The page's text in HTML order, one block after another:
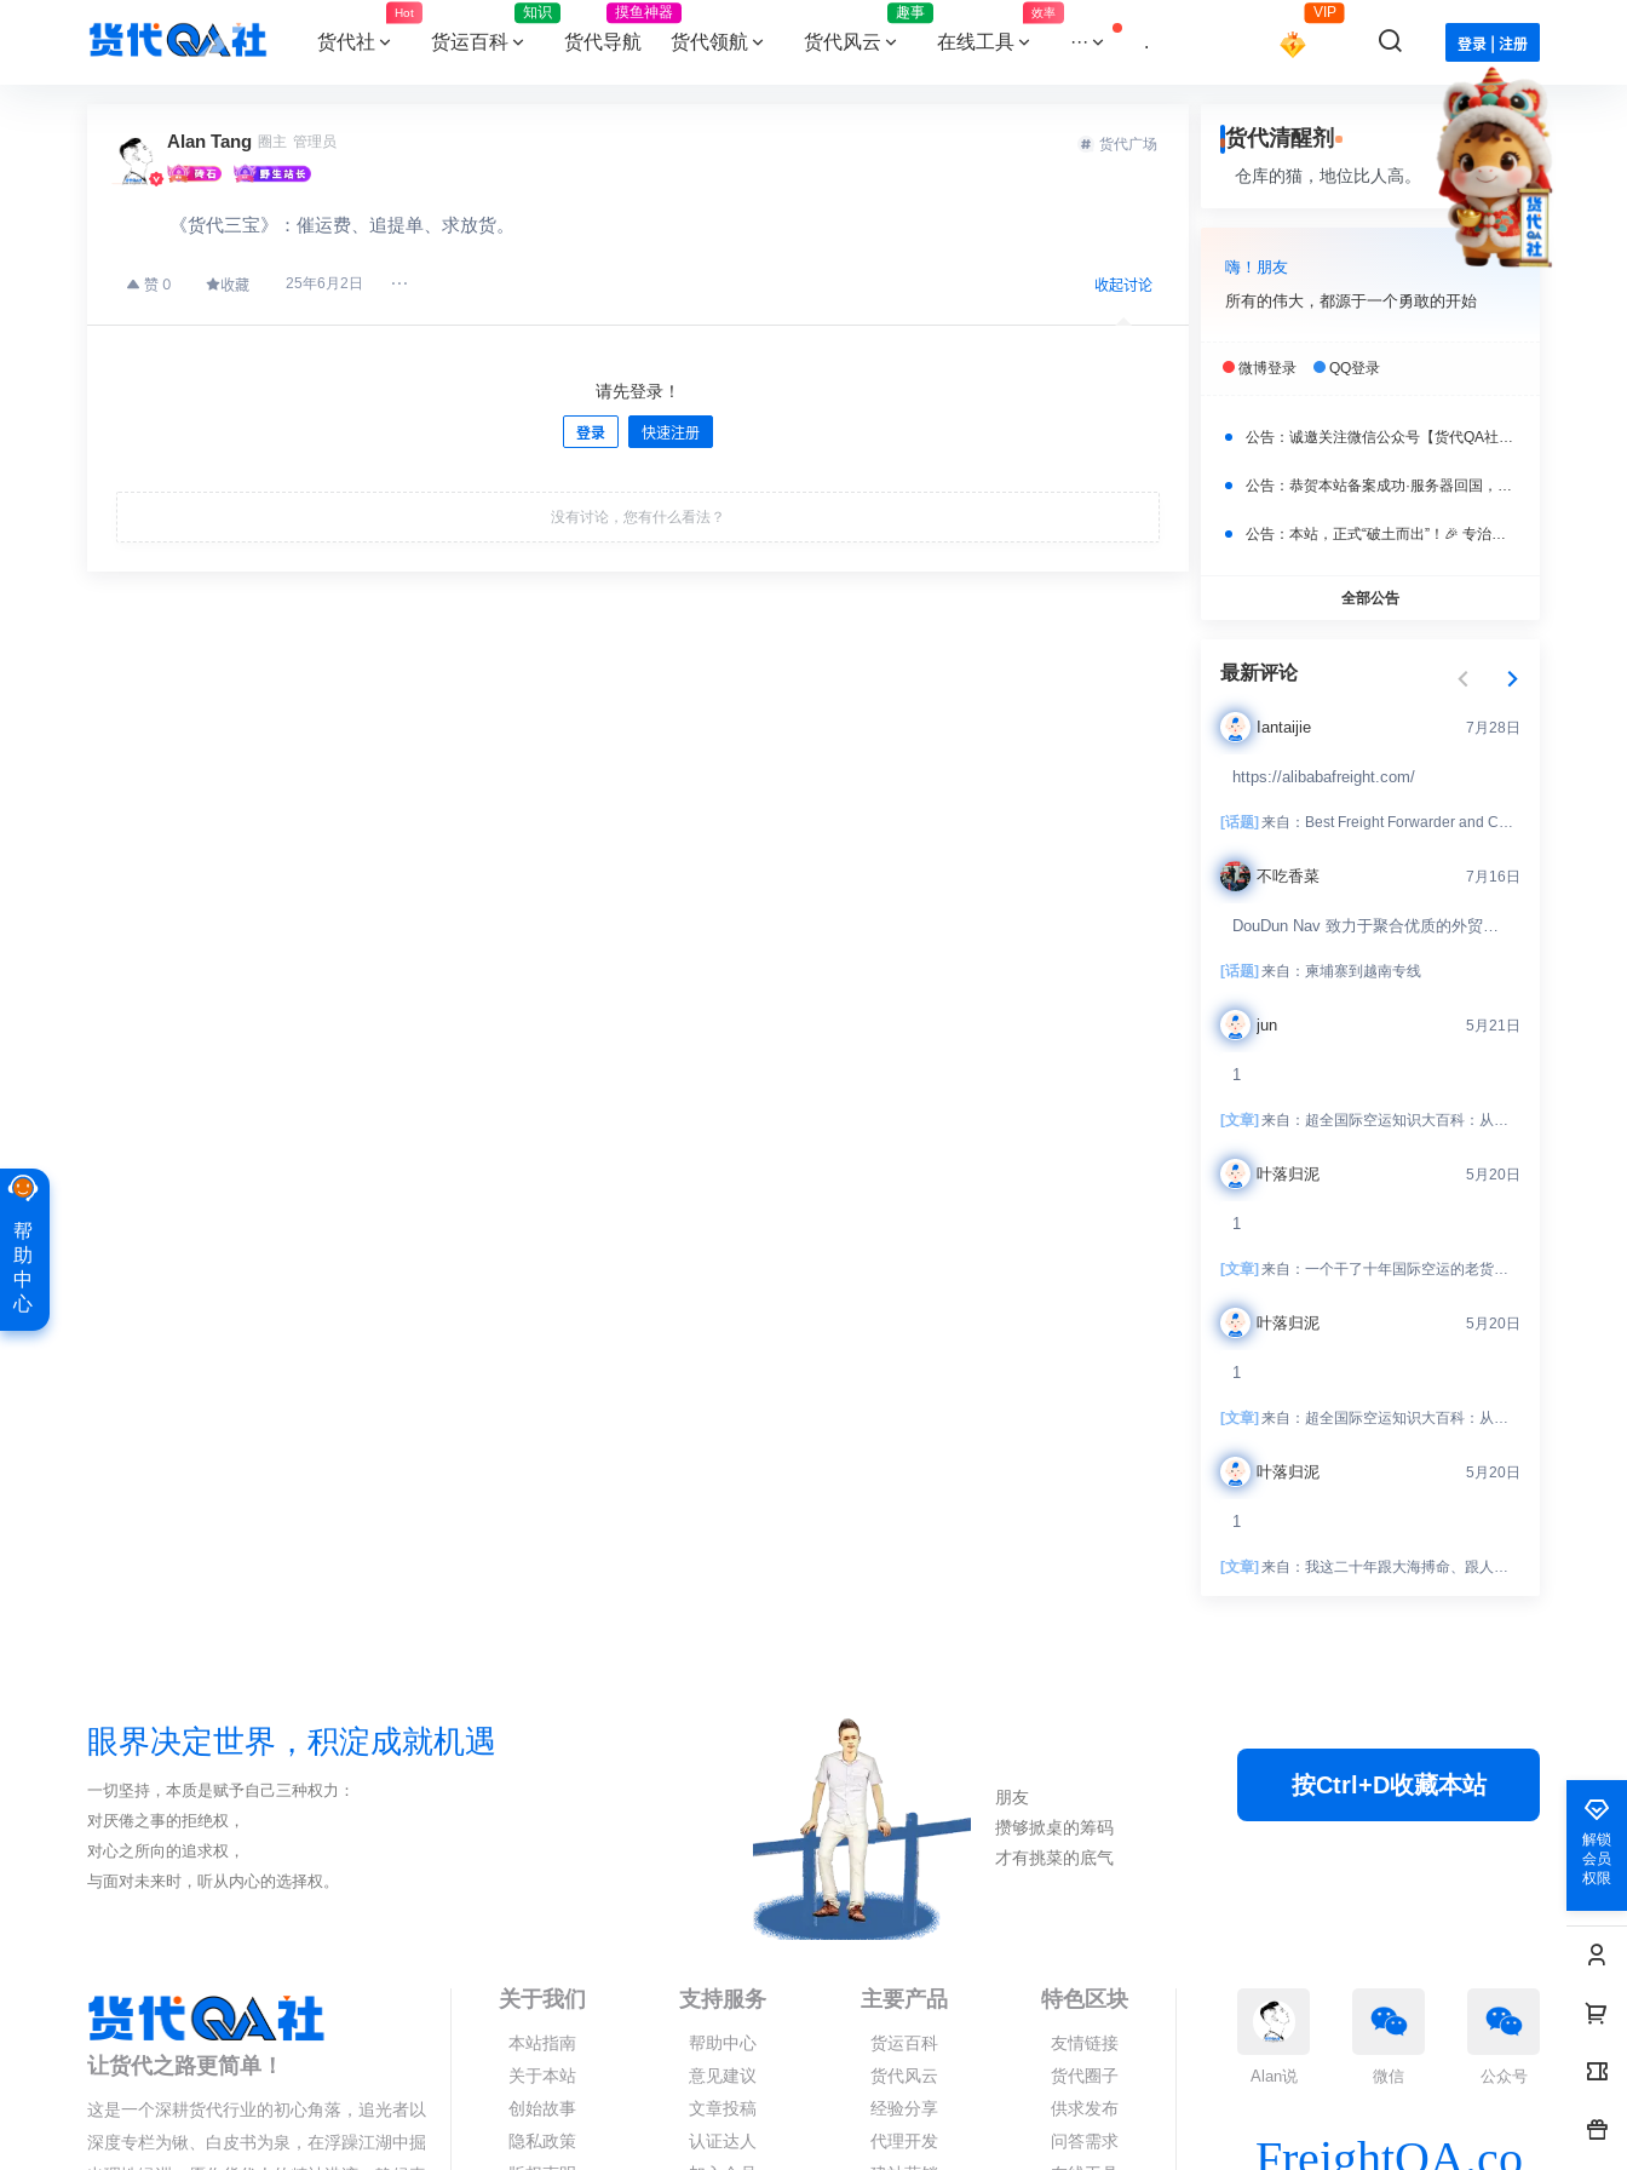
帮
助
中
心
VIP
登录 | 注册
货代社
Hot
货运百科
知识
货代导航
摸鱼神器
货代领航 货代风云
趣事
在线工具
效率
··· .
Alan Tang 圈主 管理员 货代广场
《货代三宝》：催运费、追提单、求放货。
赞 0 收藏 25年6月2日 收起讨论
请先登录！
登录 快速注册
没有讨论，您有什么看法？
货代清醒剂
仓库的猫，地位比人高。
嗨！朋友
所有的伟大，都源于一个勇敢的开始
微博登录 QQ登录
公告： 诚邀关注微信公众号【货代QA社】，获取更多实时干货！
公告： 恭贺本站备案成功·服务器回国，焕新上线！
公告： 本站，正式“破土而出”！🎉 专治货代“水土不服”！🎉🎉🎉
全部公告
最新评论
Iantaijie 7月28日
https://alibabafreight.com/
[话题] 来自： Best Freight Forwarder and Customs Broker
不吃香菜 7月16日
DouDun Nav 致力于聚合优质的外贸资
并通过人工审核进行精细化分类，...
[话题] 来自： 柬埔寨到越南专线 ​
jun 5月21日
1
[文章] 来自： 超全国际空运知识大百科：从入门到精通，玩转空中物流！
叶落归泥 5月20日
1
[文章] 来自： 一个干了十年国际空运的老货代，跟你絮叨絮叨这一路的坑坑洼洼、人情冷暖、半夜惊醒的冷汗和偶尔尝到的那点甜头
叶落归泥 5月20日
1
[文章] 来自： 超全国际空运知识大百科：从入门到精通，玩转空中物流！
叶落归泥 5月20日
1
[文章] 来自： 我这二十年跟大海搏命、跟人精斗法、跟老天爷抢饭吃的海运生涯
解锁
会员
权限
眼界决定世界，积淀成就机遇
一切坚持，本质是赋予自己三种权力：
对厌倦之事的拒绝权，
对心之所向的追求权，
与面对未来时，听从内心的选择权。
按Ctrl+D收藏本站
朋友
攒够掀桌的筹码
才有挑菜的底气
让货代之路更简单！
这是一个深耕货代行业的初心角落，追光者以
深度专栏为锹、白皮书为泉，在浮躁江湖中掘
关于我们
本站指南
关于本站
创始故事
隐私政策
支持服务
帮助中心
意见建议
文章投稿
认证达人
主要产品
货运百科
货代风云
经验分享
代理开发
特色区块
友情链接
货代圈子
供求发布
问答需求
Alan说 微信 公众号
FreightQA.co